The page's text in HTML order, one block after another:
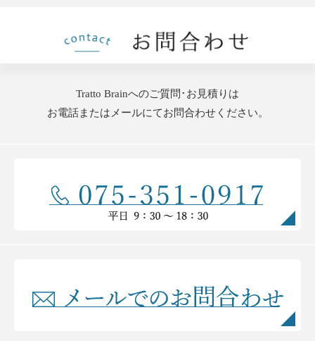
Tratto Brainへのご質問･お見積りは
お電話またはメールにてお問合わせください。